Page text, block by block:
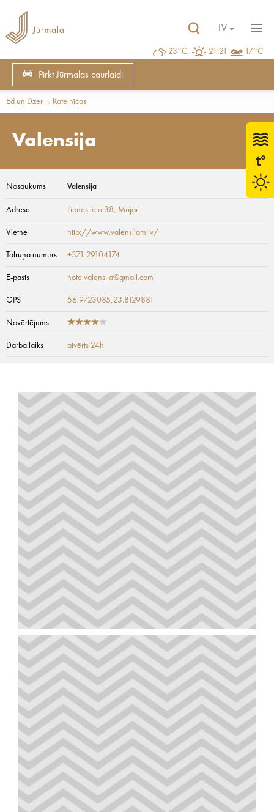
23°C, 21:21 17°C
LV
Pirkt Jūrmalas caurlaidi
Ēd un Dzer Kafejnīcas
Valensija
Nosaukums Valensija
Adrese Lienes iela 38, Majori
Vietne http://www.valensijam.lv/
Tālruņa numurs +371 29104174
E-pasts hotelvalensija@gmail.com
GPS 56.9723085,23.8129881
Novērtējums
Darba laiks atvērts 24h